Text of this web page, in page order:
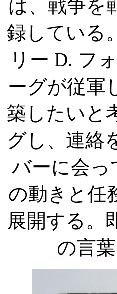
は、戦争を
録している
リー D. フ
ーグが従軍
築したいと
グし、連絡
バーに会っ
の動きと任
展開する。
の言